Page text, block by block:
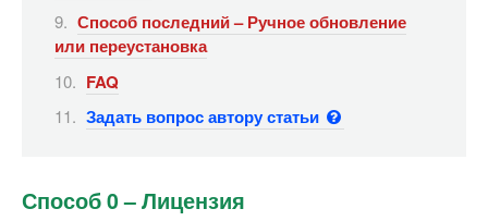
Способ последний – Ручное обновление
или переустановка
FAQ
Задать вопрос автору статьи
Способ 0 – Лицензия